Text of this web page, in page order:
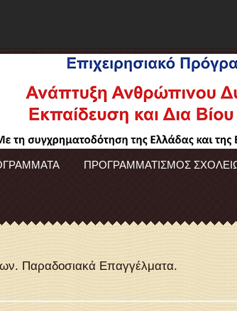
ΠΡΟΓΡΑΜΜΑΤΙΣΜΟΣ
Παραδοσιακά Επαγγέλματα.